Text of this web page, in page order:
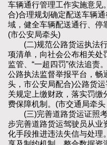
车辆通行管理工作实施意见
合)合理规划确定配送车辆
域，健全车辆配送通行、停
(市公安局牵头)
(二)规范公路货运执法行
项清单，向社会公布相关处
监管、“一超四罚”依法追责
公路执法监督举报平台，畅
头，市公安局配合)公路货
关规定上缴财政，落实罚缴
费保障机制。(市交通局牵
(三)完善道路货运证照考
步完善道路货运驾驶员从业
化手段推进违法失信与处理